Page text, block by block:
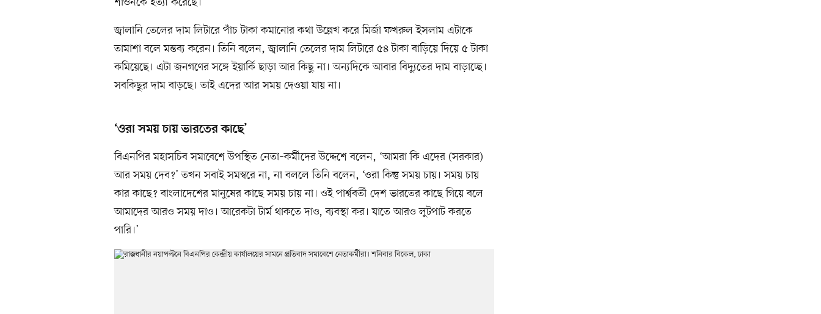
জ্বালানি তেলের দাম লিটারে পাঁচ টাকা কমানোর কথা উল্লেখ করে মির্জা ফখরুল ইসলাম এটাকে
তামাশা বলে মন্তব্য করেন। তিনি বলেন, জ্বালানি তেলের দাম লিটারে ৫৪ টাকা বাড়িয়ে দিয়ে ৫ টাকা
কমিয়েছে। এটা জনগণের সঙ্গে ইয়ার্কি ছাড়া আর কিছু না। অন্যদিকে আবার বিদ্যুতের দাম বাড়াচ্ছে।
সবকিছুর দাম বাড়ছে। তাই এদের আর সময় দেওয়া যায় না।
‘ওরা সময় চায় ভারতের কাছে’
বিএনপির মহাসচিব সমাবেশে উপস্থিত নেতা–কর্মীদের উদ্দেশে বলেন, ‘আমরা কি এদের (সরকার)
আর সময় দেব?’ তখন সবাই সমস্বরে না, না বললে তিনি বলেন, ‘ওরা কিন্তু সময় চায়। সময় চায়
কার কাছে? বাংলাদেশের মানুষের কাছে সময় চায় না। ওই পার্শ্ববর্তী দেশ ভারতের কাছে গিয়ে বলে
আমাদের আরও সময় দাও। আরেকটা টার্ম থাকতে দাও, ব্যবস্থা কর। যাতে আরও লুটপাট করতে
পারি।’